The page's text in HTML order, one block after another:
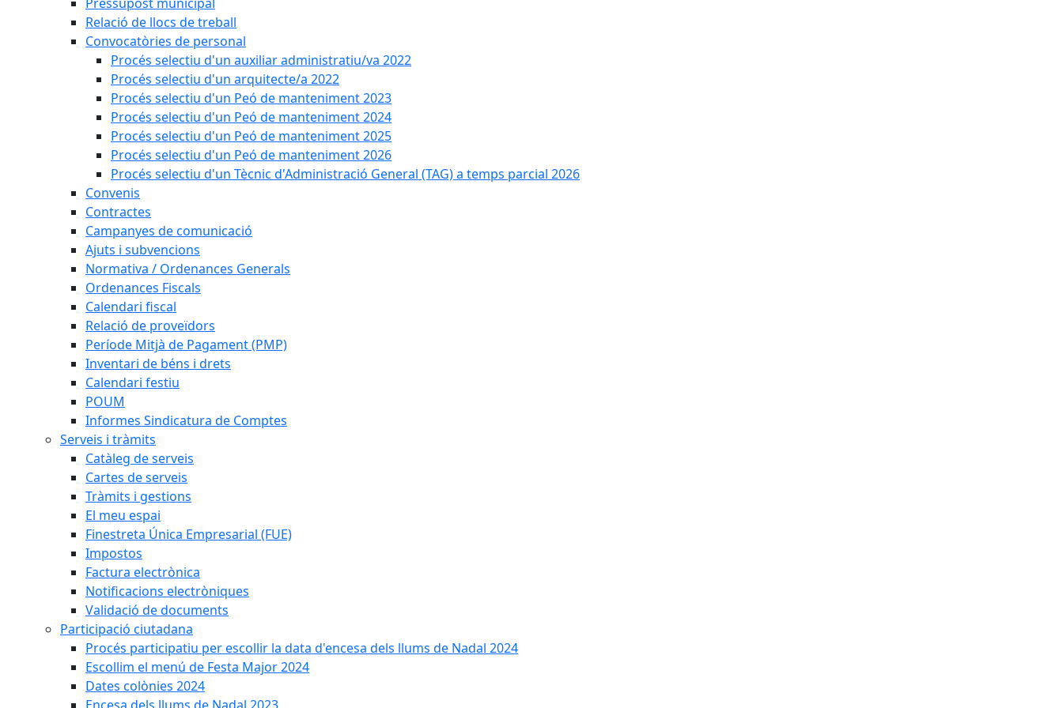
Relació de llocs de treball
Convocatòries de personal
Procés selectiu d'un auxiliar administratiu/va 2022
Procés selectiu d'un arquitecte/a 2022
Procés selectiu d'un Peó de manteniment 2023
Procés selectiu d'un Peó de manteniment 2024
Procés selectiu d'un Peó de manteniment 2025
Procés selectiu d'un Peó de manteniment 2026
Procés selectiu d'un Tècnic d'Administració General (TAG) a temps parcial 2026
Convenis
Contractes
Campanyes de comunicació
Ajuts i subvencions
Normativa / Ordenances Generals
Ordenances Fiscals
Calendari fiscal
Relació de proveïdors
Període Mitjà de Pagament (PMP)
Inventari de béns i drets
Calendari festiu
POUM
Informes Sindicatura de Comptes
Serveis i tràmits
Catàleg de serveis
Cartes de serveis
Tràmits i gestions
El meu espai
Finestreta Única Empresarial (FUE)
Impostos
Factura electrònica
Notificacions electròniques
Validació de documents
Participació ciutadana
Procés participatiu per escollir la data d'encesa dels llums de Nadal 2024
Escollim el menú de Festa Major 2024
Dates colònies 2024